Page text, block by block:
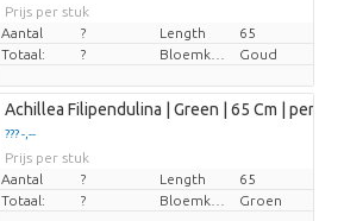
Prijs per stuk
Aantal
? Length
65
Totaal:
? Goud
Achillea Filipendulina | Green | 65 Cm | per 12
??? -,--
Prijs per stuk
Aantal
? Length
65
Totaal:
? Groen